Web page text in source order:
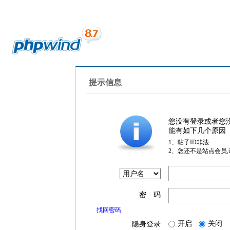
提示信息
您没有登录或者您
能有如下几个原因
1、帖子ID非法
2、您还不是站点会员
密 码
找回密码
隐身登录 开启 关闭